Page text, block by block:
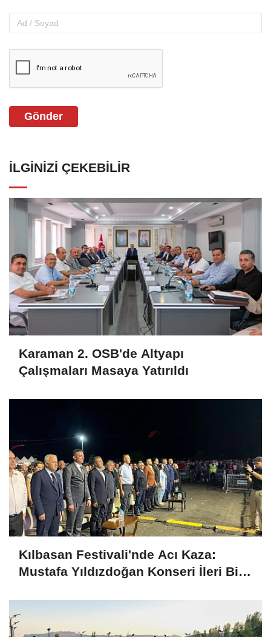
Gönder
İLGINIZI ÇEKEBILIR
Karaman 2. OSB'de Altyapı
Çalışmaları Masaya Yatırıldı
Kılbasan Festivali'nde Acı Kaza:
Mustafa Yıldızdoğan Konseri İleri Bir